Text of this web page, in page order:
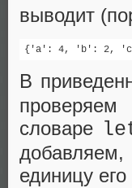
выводит
{'a': 4, 'b': 2,
В
словаре
добавляем,
единицу его